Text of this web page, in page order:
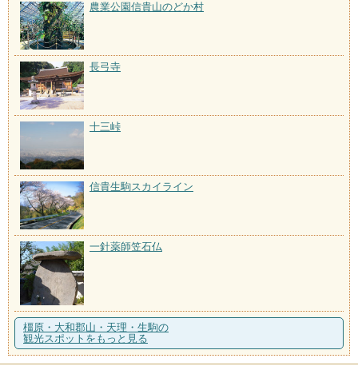
農業公園信貴山のどか村
長弓寺
十三峠
信貴生駒スカイライン
一針薬師笠石仏
橿原・大和郡山・天理・生駒の
観光スポットをもっと見る